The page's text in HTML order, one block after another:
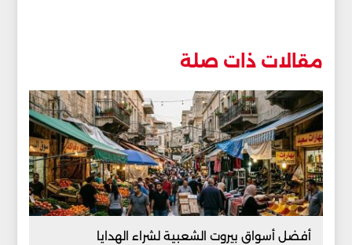
مقالات ذات صلة
أفضل أسواق بيروت الشعبية لشراء الهدايا